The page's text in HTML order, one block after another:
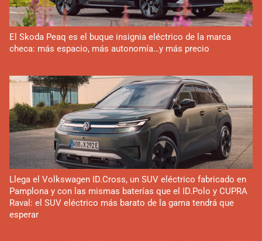
El Skoda Peaq es el buque insignia eléctrico de la marca
checa: más espacio, más autonomía…y más precio
Llega el Volkswagen ID.Cross, un SUV eléctrico fabricado en
Pamplona y con las mismas baterías que el ID.Polo y CUPRA
Raval: el SUV eléctrico más barato de la gama tendrá que
esperar